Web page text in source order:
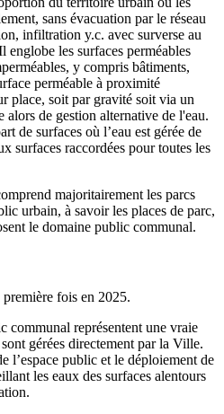
sans évacuation par le réseau
infiltration y.c. avec surverse au
englobe les surfaces perméables
y compris bâtiments,
perméable à proximité
place, soit par gravité soit via un
de gestion alternative de l'eau.
de surfaces où l’eau est gérée de
surfaces raccordées pour toutes les
majoritairement les parcs
urbain, à savoir les places de parc,
le domaine public communal.
fois en 2025.
communal représentent une vraie
gérées directement par la Ville.
l’espace public et le déploiement de
les eaux des surfaces alentours